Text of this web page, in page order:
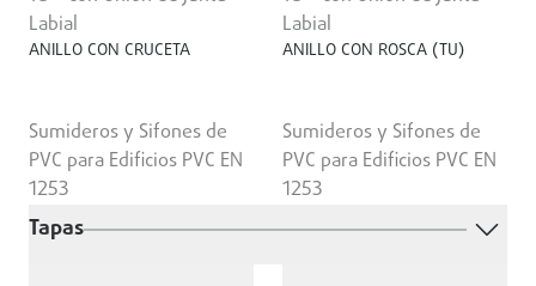
Labial
ANILLO CON CRUCETA
Sumideros y Sifones de
PVC para Edificios PVC EN
1253
Labial
ANILLO CON ROSCA (TU)
Sumideros y Sifones de
PVC para Edificios PVC EN
1253
Tapas